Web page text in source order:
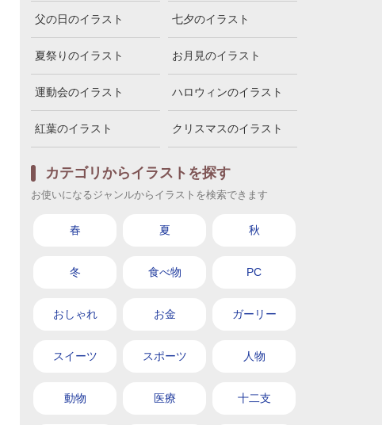
父の日のイラスト 七夕のイラスト
夏祭りのイラスト お月見のイラスト
運動会のイラスト ハロウィンのイラスト
紅葉のイラスト クリスマスのイラスト
カテゴリからイラストを探す
お使いになるジャンルからイラストを検索できます
春 夏 秋
冬 食べ物 PC
おしゃれ お金 ガーリー
スイーツ スポーツ 人物
動物 医療 十二支